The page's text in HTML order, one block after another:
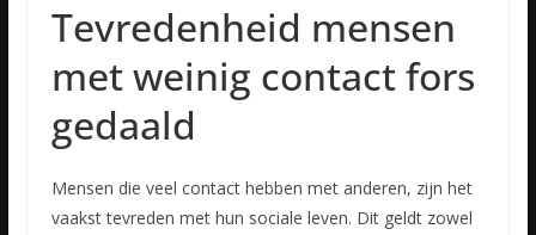
Tevredenheid mensen
met weinig contact fors
gedaald
Mensen die veel contact hebben met anderen, zijn het
vaakst tevreden met hun sociale leven. Dit geldt zowel